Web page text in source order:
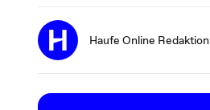
Haufe Online Redaktion